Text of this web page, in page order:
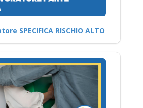
SPECIFICA RISCHIO ALTO